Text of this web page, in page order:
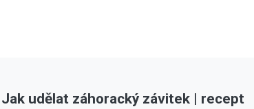
Jak udělat záhoracký závitek | recept